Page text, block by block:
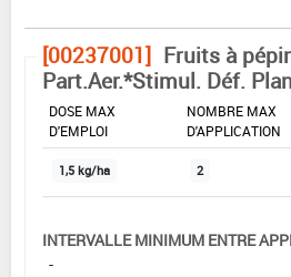
[00237001] Fruits à
Part.Aer.*Stimul. Déf.
DOSE MAX
D'EMPLOI
NOMBRE MAX
D'APPLICATION
1,5 kg/ha 2
INTERVALLE MINIMUM ENTRE
-